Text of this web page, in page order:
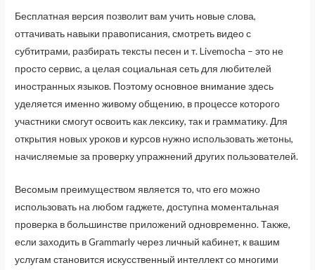
Бесплатная версия позволит вам учить новые слова,
оттачивать навыки правописания, смотреть видео с
субтитрами, разбирать тексты песен и т. Livemocha – это не
просто сервис, а целая социальная сеть для любителей
иностранных языков. Поэтому основное внимание здесь
уделяется именно живому общению, в процессе которого
участники смогут освоить как лексику, так и грамматику. Для
открытия новых уроков и курсов нужно использовать жетоны,
начисляемые за проверку упражнений других пользователей.
Весомым преимуществом является то, что его можно
использовать на любом гаджете, доступна моментальная
проверка в большинстве приложений одновременно. Также,
если заходить в Grammarly через личный кабинет, к вашим
услугам становится искусственный интеллект со многими